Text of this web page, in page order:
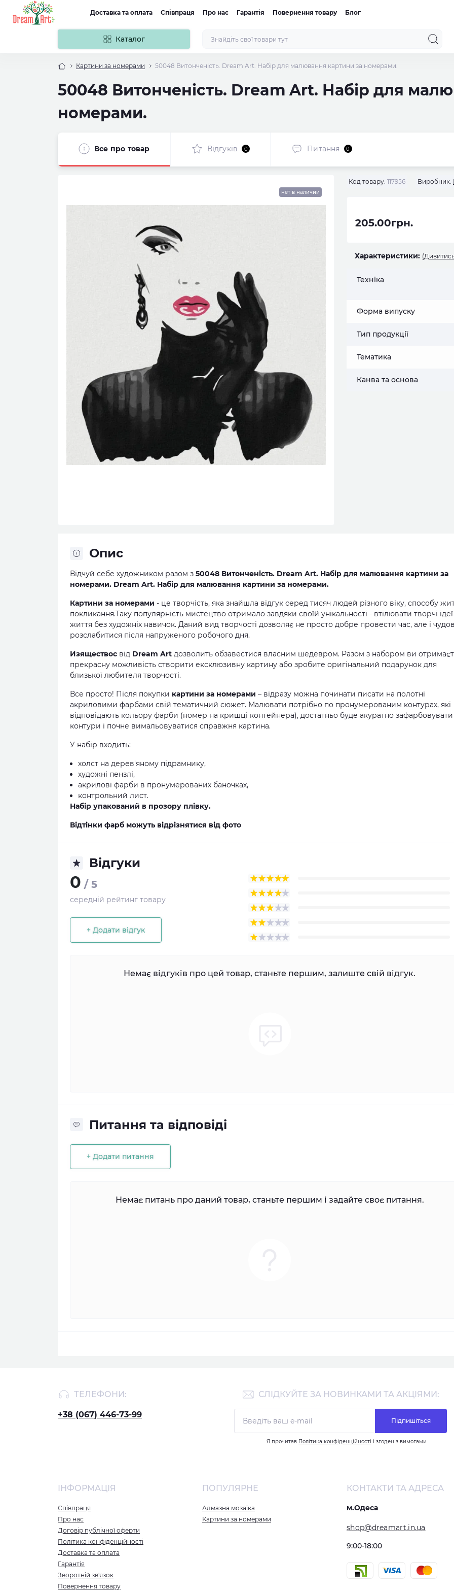
Доставка та оплата Співпраця Про нас Гарантія Повернення товару Блог
Каталог
Картини за номерами 50048 Витонченість. Dream Art. Набір для малювання картини за номерами.
50048 Витонченість. Dream Art. Набір для
номерами.
Все про товар Відгуків 0 Питання 0
нет в наличии
Код товару: 117956 Виробник:
205.00грн.
Характеристики:
Техніка
Форма випуску
Тип продукції
Тематика
Канва та основа
Опис
Відчуй себе художником разом з 50048 Витонченість. Dream Art. Набір для малювання картини за
номерами. Dream Art. Набір для малювання картини за номерами.
Картини за номерами - це творчість, яка знайшла відгук серед тисяч людей різного віку, способу
покликання.Таку популярність мистецтво отримало завдяки своїй унікальності - втілювати творчі
життя без художніх навичок. Даний вид творчості дозволяє не просто добре провести час, але і
розслабитися після напруженого робочого дня.
Изяществос від Dream Art дозволить обзавестися власним шедевром. Разом з набором ви
прекрасну можливість створити ексклюзивну картину або зробите оригінальний подарунок для
близької любителя творчості.
Все просто! Після покупки картини за номерами – відразу можна починати писати на полотні
акриловими фарбами свій тематичний сюжет. Малювати потрібно по пронумерованим контурах, які
відповідають кольору фарби (номер на кришці контейнера), достатньо буде акуратно зафарбовувати
контури і почне вимальовуватися справжня картина.
У набір входить:
холст на дерев'яному підрамнику,
художні пензлі,
акрилові фарби в пронумерованих баночках,
контрольний лист.
Набір упакований в прозору плівку.
Відтінки фарб можуть відрізнятися від фото
Відгуки
0 / 5
середній рейтинг товару
+ Додати відгук
Немає відгуків про цей товар, станьте першим, залиште свій відгук.
Питання та відповіді
+ Додати питання
Немає питань про даний товар, станьте першим і задайте своє питання.
ТЕЛЕФОНИ:
+38 (067) 446-73-99
СЛІДКУЙТЕ ЗА НОВИНКАМИ ТА АКЦІЯМИ:
Підпишіться
Я прочитав Політика конфіденційності і згоден з вимогами
ІНФОРМАЦІЯ
Співпраця
Про нас
Договір публічної оферти
Політика конфіденційності
Доставка та оплата
Гарантія
Зворотній зв'язок
Повернення товару
ПОПУЛЯРНЕ
Алмазна мозаїка
Картини за номерами
КОНТАКТИ ТА АДРЕСА
м.Одеса
shop@dreamart.in.ua
9:00-18:00